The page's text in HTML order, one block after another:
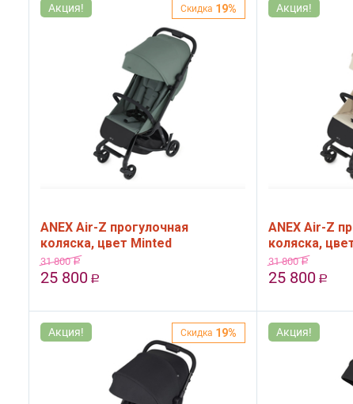
Акция! Скидка 19%
ANEX Air-Z прогулочная
коляска, цвет Minted
31 800 Р
25 800 Р
Акция!
ANEX Air-Z
коляска,
31 800 Р
25 800 Р
Акция! Скидка 19% Акция!